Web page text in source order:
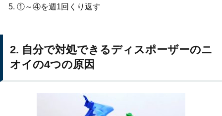
①～④を週1回くり返す
2. 自分で対処できるディスポーザーのニ
オイの4つの原因